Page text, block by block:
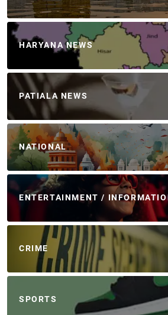
HARYANA NEWS
PATIALA NEWS
NATIONAL
ENTERTAINMENT /
CRIME
SPORTS